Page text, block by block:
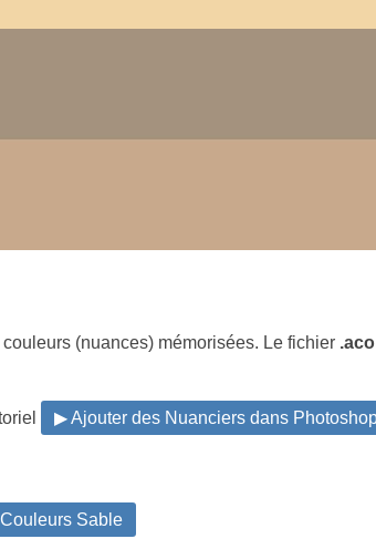
(nuances) mémorisées. Le fichier .aco
▶ Ajouter des Nuanciers dans
Sable